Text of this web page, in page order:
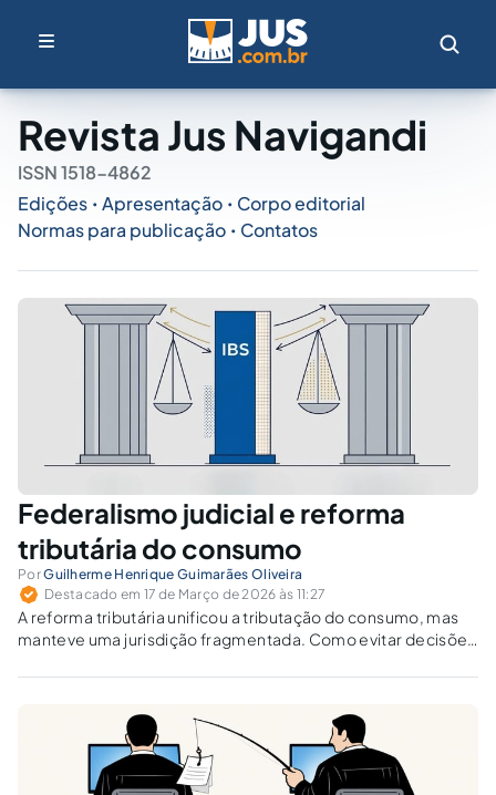
Revista Jus Navigandi
ISSN 1518-4862
Edições • Apresentação • Corpo editorial
Normas para publicação • Contatos
Federalismo judicial e reforma
tributária do consumo
PorGuilherme Henrique Guimarães Oliveira
Destacado em 17 de Março de 2026 às 11:27
A reforma tributária unificou a tributação do consumo, mas
manteve uma jurisdição fragmentada. Como evitar decisões